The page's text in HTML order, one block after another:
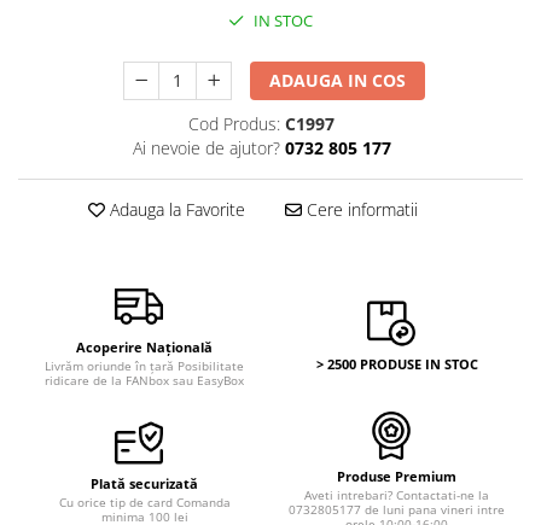
Monede Euro, Eurocenti
Bancnote Europa
Gradate PMG
IN STOC
ADAUGA IN COS
Cod Produs: C1997
Ai nevoie de ajutor? 0732 805 177
Adauga la Favorite Cere informatii
Acoperire Națională
Livrăm oriunde în țară Posibilitate
ridicare de la FANbox sau EasyBox
> 2500 PRODUSE IN STOC
Plată securizată
Cu orice tip de card Comanda
minima 100 lei
Produse Premium
Aveti intrebari? Contactati-ne la
0732805177 de luni pana vineri intre